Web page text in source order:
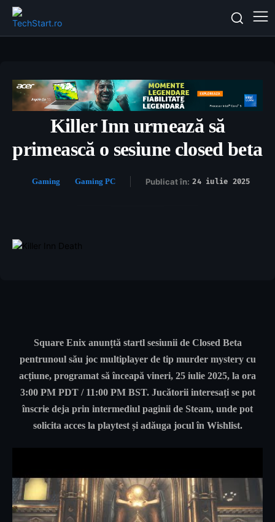
Killer Inn urmează să
primească o sesiune closed beta
Gaming Gaming PC Publicat în: 24 iulie 2025
Square Enix anunțtă startl sesiunii de Closed Beta
pentrunoul său joc multiplayer de tip murder mystery cu
acțiune, programat să înceapă vineri, 25 iulie 2025, la ora
3:00 PM PDT / 11:00 PM BST. Jucătorii interesați se pot
înscrie deja prin intermediul paginii de Steam, unde pot
solicita acces la playtest și adăuga jocul în Wishlist.